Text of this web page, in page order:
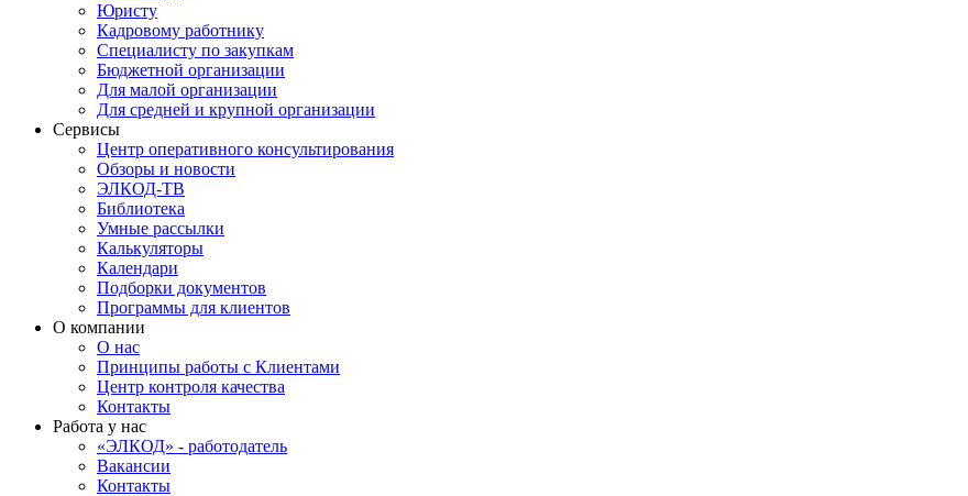
Юристу
Кадровому работнику
Специалисту по закупкам
Бюджетной организации
Для малой организации
Для средней и крупной организации
Сервисы
Центр оперативного консультирования
Обзоры и новости
ЭЛКОД-ТВ
Библиотека
Умные рассылки
Калькуляторы
Календари
Подборки документов
Программы для клиентов
О компании
О нас
Принципы работы с Клиентами
Центр контроля качества
Контакты
Работа у нас
«ЭЛКОД» - работодатель
Вакансии
Контакты